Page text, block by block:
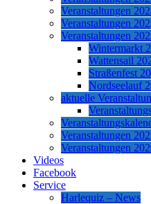
Veranstaltungen
Veranstaltungen
Veranstaltungen
Wintermarkt
Wattensail
Straßenfest
Nordseelauf
aktuelle
Veranstaltungen
Veranstaltungen
Videos
Facebook
Service
Harlequiz – News